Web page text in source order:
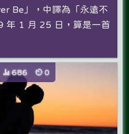
Be」，中譯為「永遠不
年 1 月 25 日，算是一首
686 0